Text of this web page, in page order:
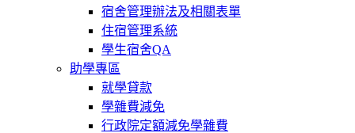
宿舍管理辦法及相關表單
住宿管理系統
學生宿舍QA
助學專區
就學貸款
學雜費減免
行政院定額減免學雜費